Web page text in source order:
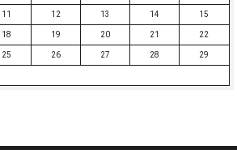
11 12 13 14 15
18 19 20 21 22
25 26 27 28 29